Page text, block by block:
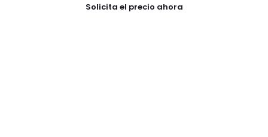
Solicita el precio ahora